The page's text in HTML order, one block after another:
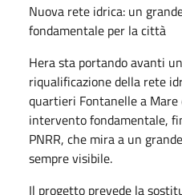
Nuova rete idrica: un
fondamentale per la città
Hera sta portando avanti
riqualificazione della rete
quartieri Fontanelle a Mare
intervento fondamentale,
PNRR, che mira a un
sempre visibile.
Il progetto prevede la